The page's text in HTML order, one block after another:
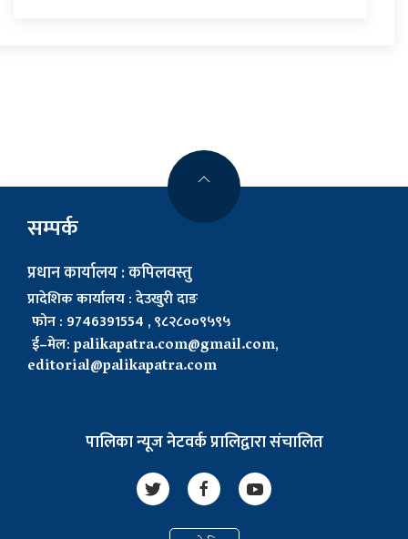
सम्पर्क
प्रधान कार्यालय : कपिलवस्तु
प्रादेशिक कार्यालय : देउखुरी दाङ
फोन : 9746391554 , ९८२८००९५९५
ई–मेल:palikapatra.com@gmail.com,
editorial@palikapatra.com
पालिका न्यूज नेटवर्क प्रालिद्वारा संचालित